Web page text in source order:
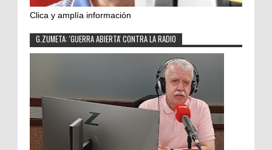
Clica y amplía información
G.ZUMETA: 'GUERRA ABIERTA' CONTRA LA RADIO